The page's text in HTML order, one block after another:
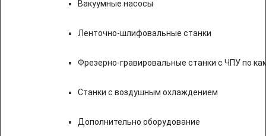
Вакуумные насосы
Ленточно-шлифовальные станки
Фрезерно-гравировальные станки с ЧПУ по
Станки с воздушным охлаждением
Дополнительно оборудование